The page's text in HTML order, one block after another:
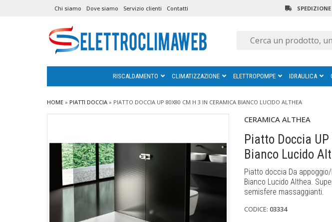
Chi siamo Dove siamo Servizio clienti Contatti
RISCALDAMENTO CLIMATIZZAZIONE ELETTROPOMPE IDRAULICA
HOME» PIATTI DOCCIA» PIATTO DOCCIA UP 80X80 CM H 3 IN CERAMICA BIANCO LUCIDO ALTHEA
CERAMICA ALTHEA
Piatto Doccia
Bianco Lucido
Piatto doccia Da
Bianco Lucido Althea.
semisfere massaggianti.
CODICE: 03334